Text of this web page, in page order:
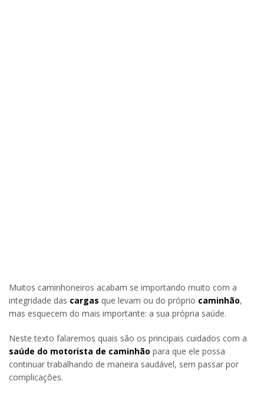
Muitos caminhoneiros acabam se importando muito com a
integridade das cargas que levam ou do próprio caminhão,
mas esquecem do mais importante: a sua própria saúde.
Neste texto falaremos quais são os principais cuidados com a
saúde do motorista de caminhão para que ele possa
continuar trabalhando de maneira saudável, sem passar por
complicações.